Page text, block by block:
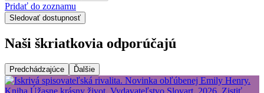
Pridať do zoznamu
Sledovať dostupnosť
Naši škriatkovia odporúčajú
Predchádzajúce Ďalšie